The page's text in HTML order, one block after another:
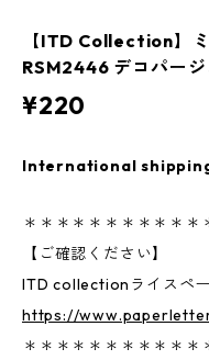
【ITD Collection】
RSM2446 デコパージ
¥220
International
＊＊＊＊＊＊＊＊＊＊＊
【ご確認ください】
ITD collectionライスペ
https://
＊＊＊＊＊＊＊＊＊＊＊